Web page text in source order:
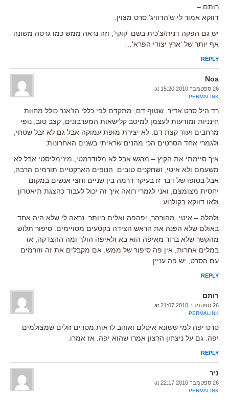
רותם –
דווקא אמור לי ש'הדוויג' סרט מצוין.
יש גם הפקה דנית/צ'כית בשם 'קוקי', וזה נראה ממש כמו גרסה משונה
אף יותר של 'ארץ יצורי הפרא'…
REPLY
Noa
26 ספטמבר 2010 at 15:20
PERMALINK
רד היל סרט אדיר. שטוף דם, מתקדם לפי כללי הז'אנר כולל מחוות
חינניות ומודעות לעצמן למיטב קלישאות המערבונים, קצב טוב, נופי
מרחבים ועוד קצת דם. לא יצירת מופת עמוקה אבל גם לא זבל שטחי,
ולגמרי אחד הסרטים הכי מהנים שראיתי בשנים האחרונות.
איך סיימתי את הקיץ – מרגש אבל לא מלודרמטי, מינימליסטי אבל לא
משעמם ולא איטי, ושחקנים טובים. הנופים הארקטיים תורמים הרבה,
אבל בסופו של דבר זו בעיקר דרמה בין שניים וחצי אנשים במקום
יחסית מצומצם, ואני לגמרי רואה איך זה יכול לעבוד כהצגת תיאטרון
ולאו דווקא בקולנוע.
ולהלה – איטי, מהורהר, יפהפה ואלים ביותר. נראה לי שלא היה אחד
באולם שלא הפנה את הראש הצידה בקטעים מסויימים. סיפור תלוש
מהקשר שלא ברור מאיפה הוא בא ולאיפה הולך ומה ההצדקה, או
במלים אחרות, אין פה סיפור של ממש. אם מקבלים את זה וזורמים
עם הסרט, יש פה עניין.
REPLY
רותם
26 ספטמבר 2010 at 21:07
PERMALINK
סרט יפה למי ששונא איסלם ואוהב לראות מסרים זולים שמצולמים
יפה. גם על ניצחון הרצון אמרו שהוא יפה. אז אמרו.
REPLY
ניר
26 ספטמבר 2010 at 22:17
PERMALINK